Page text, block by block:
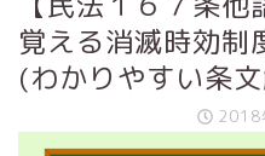
覚える消滅時効制
(わかりやすい条
2018